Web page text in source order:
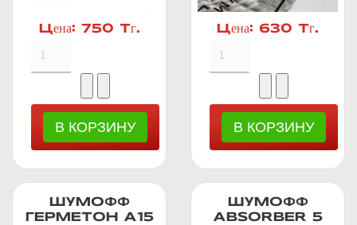
Цена: 750 Тг. Цена: 630 Тг.
ШУМОФФ
ГЕРМЕТОН А15
ШУМОФФ
ABSORBER 5